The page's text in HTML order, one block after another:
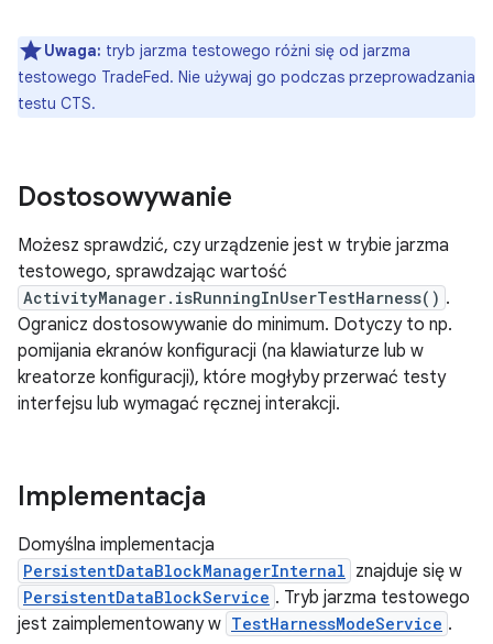
Uwaga: tryb jarzma testowego różni się od jarzma
testowego TradeFed. Nie używaj go podczas przeprowadzania
testu CTS.
Dostosowywanie
Możesz sprawdzić, czy urządzenie jest w trybie jarzma
testowego, sprawdzając wartość
ActivityManager.isRunningInUserTestHarness() .
Ogranicz dostosowywanie do minimum. Dotyczy to np.
pomijania ekranów konfiguracji (na klawiaturze lub w
kreatorze konfiguracji), które mogłyby przerwać testy
interfejsu lub wymagać ręcznej interakcji.
Implementacja
Domyślna implementacja
PersistentDataBlockManagerInternal znajduje się w
PersistentDataBlockService . Tryb jarzma testowego
jest zaimplementowany w TestHarnessModeService .